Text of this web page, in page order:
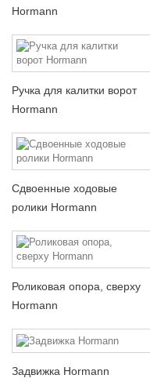
Hormann
Ручка для калитки ворот
Hormann
Сдвоенные ходовые
ролики Hormann
Роликовая опора, сверху
Hormann
Задвижка Hormann